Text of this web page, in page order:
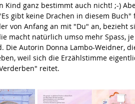
Kind ganz bestimmt auch nicht! ;-)
gibt keine Drachen in diesem
von Anfang an mit "Du" an, bezieht
macht natürlich umso mehr Spass,
Die Autorin Donna Lambo-Weidner,
weil sich die Erzählstimme
reitet.